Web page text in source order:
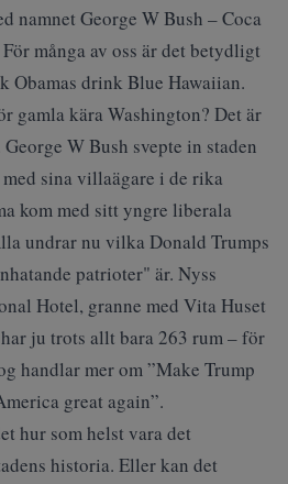
namnet George W Bush – Coca
många av oss är det betydligt
Obamas drink Blue Hawaiian.
gamla kära Washington? Det är
W Bush svepte in staden
sina villaägare i de rika
kom med sitt yngre liberala
undrar nu vilka Donald Trumps
patrioter" är. Nyss
Hotel, granne med Vita Huset
ju trots allt bara 263 rum – för
handlar mer om ”Make Trump
great again”.
hur som helst vara det
historia. Eller kan det